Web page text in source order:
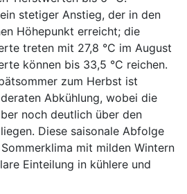
stetiger Anstieg, der in den
Höhepunkt erreicht; die
treten mit 27,8 °C im August
können bis 33,5 °C reichen.
zum Herbst ist
Abkühlung, wobei die
noch deutlich über den
Diese saisonale Abfolge
mit milden Wintern
Einteilung in kühlere und